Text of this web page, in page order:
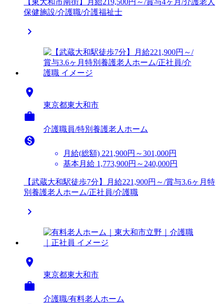
【東大和市南街】月給219,500円～/賞与4ヶ月/介護老人
保健施設/介護職/介護福祉士


東京都東大和市

介護職員/特別養護老人ホーム

月給(総額) 221,900円～301,000円
基本月給 1,773,900円～240,000円
【武蔵大和駅徒歩7分】月給221,900円～/賞与3.6ヶ月特
別養護老人ホーム/正社員/介護職


東京都東大和市

介護職/有料老人ホーム